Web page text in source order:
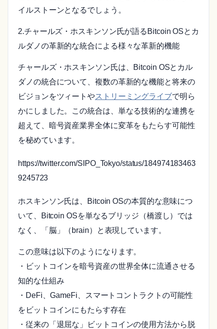
イルストーンとなるでしょう。
2.チャールズ・ホスキンソン氏が語るBitcoin OSとカ
ルダノの革新的な統合による様々な革新的機能
チャールズ・ホスキンソン氏は、Bitcoin OSとカル
ダノの統合について、複数の革新的な機能と将来の
ビジョンをツィートやストリーミングライブで明ら
かにしました。この統合は、単なる技術的な連携を
超えて、暗号資産業界全体に変革をもたらす可能性
を秘めています。
https://twitter.com/SIPO_Tokyo/status/184974183463
9245723
ホスキンソン氏は、Bitcoin OSの本質的な意味につ
いて、Bitcoin OSを単なるブリッジ（橋渡し）では
なく、「脳」（brain）と表現しています。
この意味は以下のようになります。
・ビットコインを暗号資産の世界全体に流通させる
知的な仕組み
・DeFi、GameFi、スマートコントラクトの可能性
をビットコインにもたらす存在
・従来の「退屈な」ビットコインの使用方法から脱